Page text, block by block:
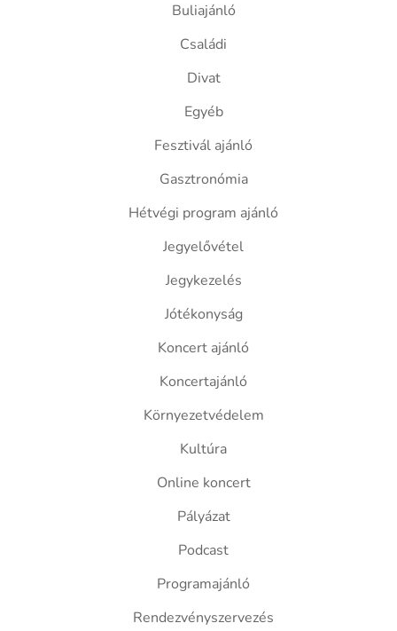
Buliajánló
Családi
Divat
Egyéb
Fesztivál ajánló
Gasztronómia
Hétvégi program ajánló
Jegyelővétel
Jegykezelés
Jótékonyság
Koncert ajánló
Koncertajánló
Környezetvédelem
Kultúra
Online koncert
Pályázat
Podcast
Programajánló
Rendezvényszervezés